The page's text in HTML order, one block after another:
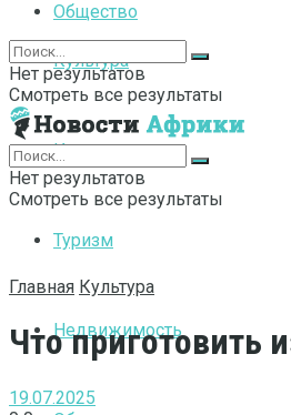
Культура
Интернет
Туризм
Недвижимость
Общество
Нет результатов
Смотреть все результаты
Нет результатов
Смотреть все результаты
Главная Культура
Что приготовить
19.07.2025